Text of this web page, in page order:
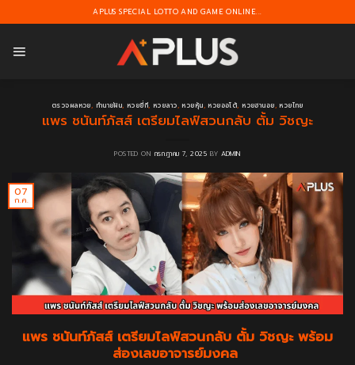
to
APLUS SPECIAL LOTTO AND GAME ONLINE...
ตรวจผลหวย, ทำนายฝัน, หวยยี่กี, หวยลาว, หวยหุ้น, หวยออโต้, หวยฮานอย, หวยไทย
แพร ชนันท์ภัสส์ เตรียมไลฟ์สวนกลับ ตั้ม วิชญะ
POSTED ON กรกฎาคม 7, 2025 BY ADMIN
07
ก.ค.
แพร ชนันท์ภัสส์ เตรียมไลฟ์สวนกลับ ตั้ม วิชญะ พร้อม
ส่องเลขอาจารย์มงคล